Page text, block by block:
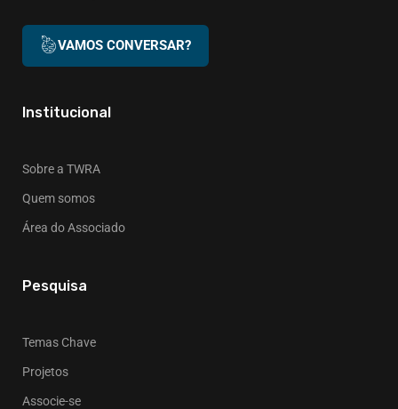
VAMOS CONVERSAR?
Institucional
Sobre a TWRA
Quem somos
Área do Associado
Pesquisa
Temas Chave
Projetos
Associe-se